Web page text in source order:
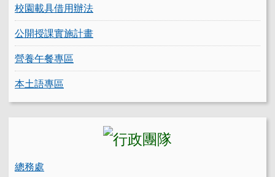
校園載具借用辦法
公開授課實施計畫
營養午餐專區
本土語專區
總務處